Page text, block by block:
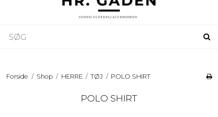
Forside / Shop / HERRE / TØJ / POLO SHIRT
POLO SHIRT